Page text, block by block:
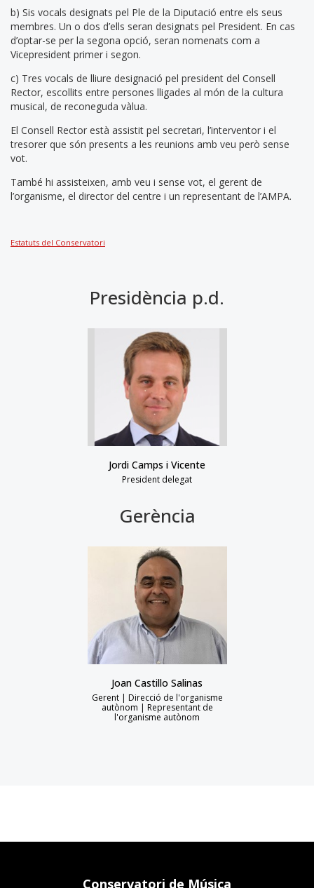
b) Sis vocals designats pel Ple de la Diputació entre els seus
membres. Un o dos d’ells seran designats pel President. En cas
d’optar-se per la segona opció, seran nomenats com a
Vicepresident primer i segon.
c) Tres vocals de lliure designació pel president del Consell
Rector, escollits entre persones lligades al món de la cultura
musical, de reconeguda vàlua.
El Consell Rector està assistit pel secretari, l’interventor i el
tresorer que són presents a les reunions amb veu però sense
vot.
També hi assisteixen, amb veu i sense vot, el gerent de
l’organisme, el director del centre i un representant de l’AMPA.
Estatuts del Conservatori
Presidència p.d.
Jordi Camps i Vicente
President delegat
Gerència
Joan Castillo Salinas
Gerent | Direcció de l'organisme
autònom | Representant de
l'organisme autònom
Conservatori de Música